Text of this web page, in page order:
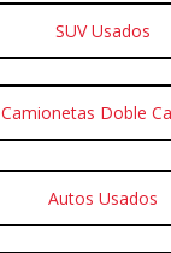
SUV Usados
Camionetas Doble
Autos Usados